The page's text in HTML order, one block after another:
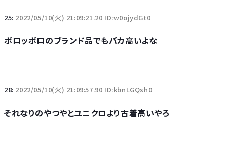
25: 2022/05/10(火) 21:09:21.20 ID:w0ojydGt0
ボロッボロのブランド品でもバカ高いよな
28: 2022/05/10(火) 21:09:57.90 ID:kbnLGQsh0
それなりのやつやとユニクロより古着高いやろ